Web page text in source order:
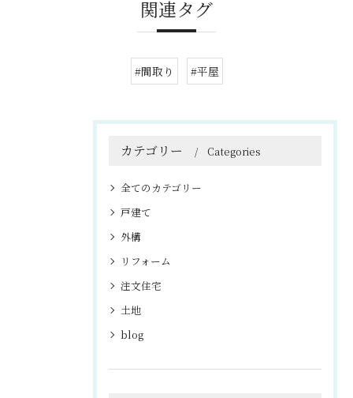
関連タグ
#間取り #平屋
カテゴリー Categories
全てのカテゴリー
戸建て
外構
リフォーム
注文住宅
土地
blog